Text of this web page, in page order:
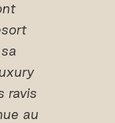
ravis
au